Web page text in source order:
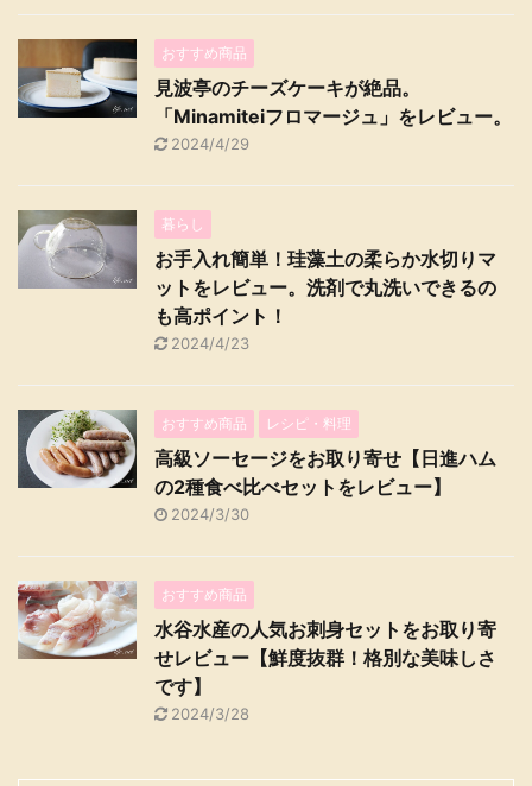
おすすめ商品
見波亭のチーズケーキが絶品。
「Minamiteiフロマージュ」をレビュー。
2024/4/29
暮らし
お手入れ簡単！珪藻土の柔らか水切りマ
ットをレビュー。洗剤で丸洗いできるの
も高ポイント！
2024/4/23
おすすめ商品 レシピ・料理
高級ソーセージをお取り寄せ【日進ハム
の2種食べ比べセットをレビュー】
2024/3/30
おすすめ商品
水谷水産の人気お刺身セットをお取り寄
せレビュー【鮮度抜群！格別な美味しさ
です】
2024/3/28